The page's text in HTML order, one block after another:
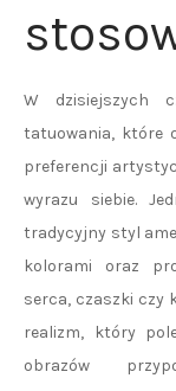
W dzisiejszych
tatuowania, które
preferencji
wyrazu siebie.
tradycyjny styl
kolorami oraz
serca, czaszki czy
realizm, który
obrazów